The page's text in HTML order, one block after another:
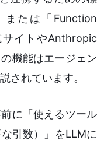
または「Function
イトやAnthropic
機能はエージェン
されています。
に「使えるツール
引数）」をLLMに